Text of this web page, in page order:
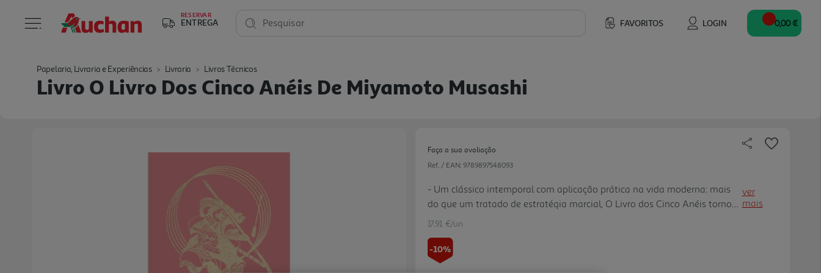
RESERVAR
ENTREGA FAVORITOS LOGIN
Pesquisar 0,00 €
Papelaria, Livraria e Experiências Livraria Livros Técnicos
Livro O Livro Dos Cinco Anéis De Miyamoto Musashi
Faça a sua avaliação
Ref. / EAN: 9789897548093
- Um clássico intemporal com aplicação prática na vida moderna: mais
do que um tratado de estratégia marcial, O Livro dos Cinco Anéis tornou-
se leitura de referência nas áreas da liderança, tomada de decisão e
luxo: encadernação em seda, gravação dourada e ilustrações a cores
tornam este volume uma peça de coleção e um presente distinto, à altura
ver
mais
17.91 €/un
-10%